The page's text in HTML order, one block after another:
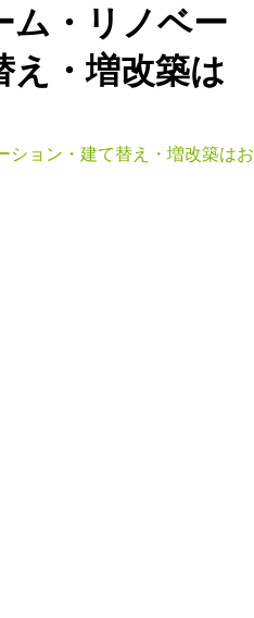
ム・リノベー
え・増改築は